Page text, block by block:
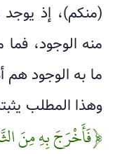
(منكم)، إذ
منه الوجود،
ما به الوجود هم
وهذا المطلب
﴿فَأَخْرَجَ بِهِ مِنَ